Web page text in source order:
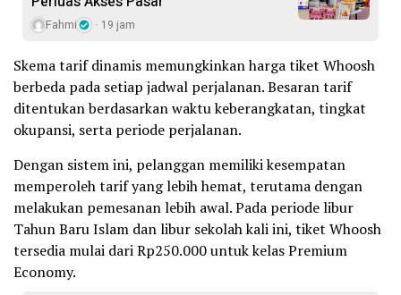
Fahmi 19 jam
Skema tarif dinamis memungkinkan harga tiket Whoosh
berbeda pada setiap jadwal perjalanan. Besaran tarif
ditentukan berdasarkan waktu keberangkatan, tingkat
okupansi, serta periode perjalanan.
Dengan sistem ini, pelanggan memiliki kesempatan
memperoleh tarif yang lebih hemat, terutama dengan
melakukan pemesanan lebih awal. Pada periode libur
Tahun Baru Islam dan libur sekolah kali ini, tiket Whoosh
tersedia mulai dari Rp250.000 untuk kelas Premium
Economy.